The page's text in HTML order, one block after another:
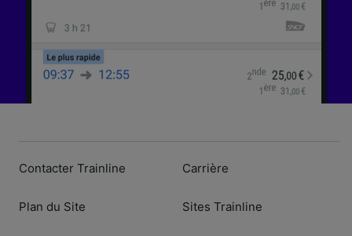
Contacter Trainline
Plan du Site
Carrière
Sites Trainline